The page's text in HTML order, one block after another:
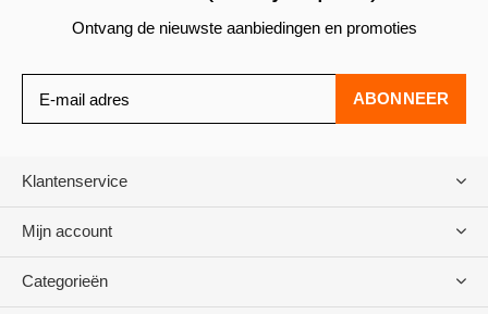
Ontvang de nieuwste aanbiedingen en promoties
ABONNEER
Klantenservice
Mijn account
Categorieën